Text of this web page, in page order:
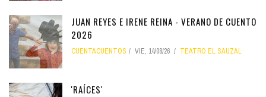
JUAN REYES E IRENE REINA - VERANO DE CUENTO
2026
CUENTACUENTOS VIE, 14/08/26 TEATRO EL SAUZAL
'RAÍCES'